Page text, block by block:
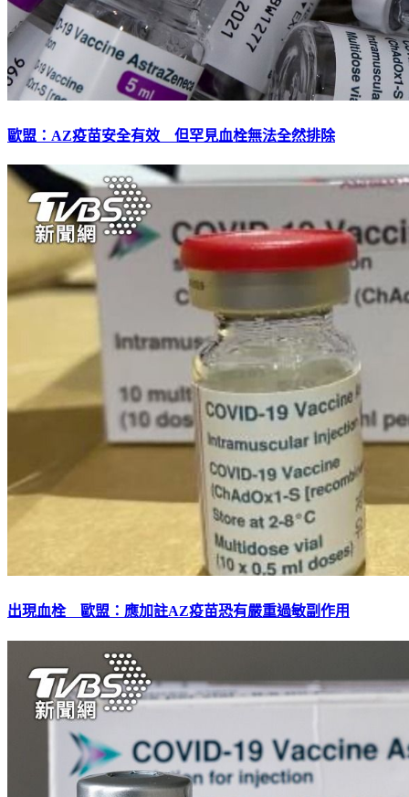
歐盟：AZ疫苗安全有效 但罕見血栓無法全然排除
出現血栓 歐盟：應加註AZ疫苗恐有嚴重過敏副作用